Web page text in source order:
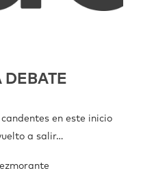
DEBATE
en este inicio
a salir…